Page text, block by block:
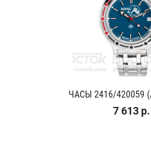
ЧАСЫ 2416/420059
7 613 р.